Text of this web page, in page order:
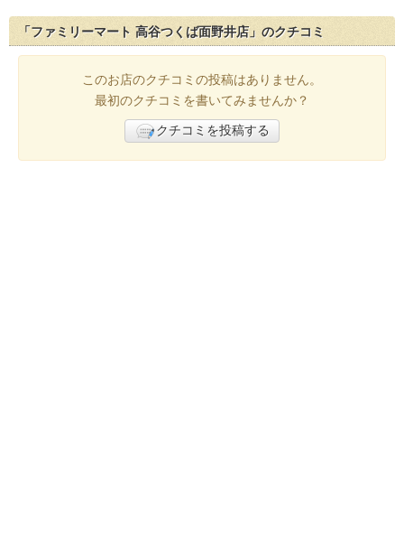
「ファミリーマート 高谷つくば面野井店」のクチコミ
このお店のクチコミの投稿はありません。
最初のクチコミを書いてみませんか？
クチコミを投稿する